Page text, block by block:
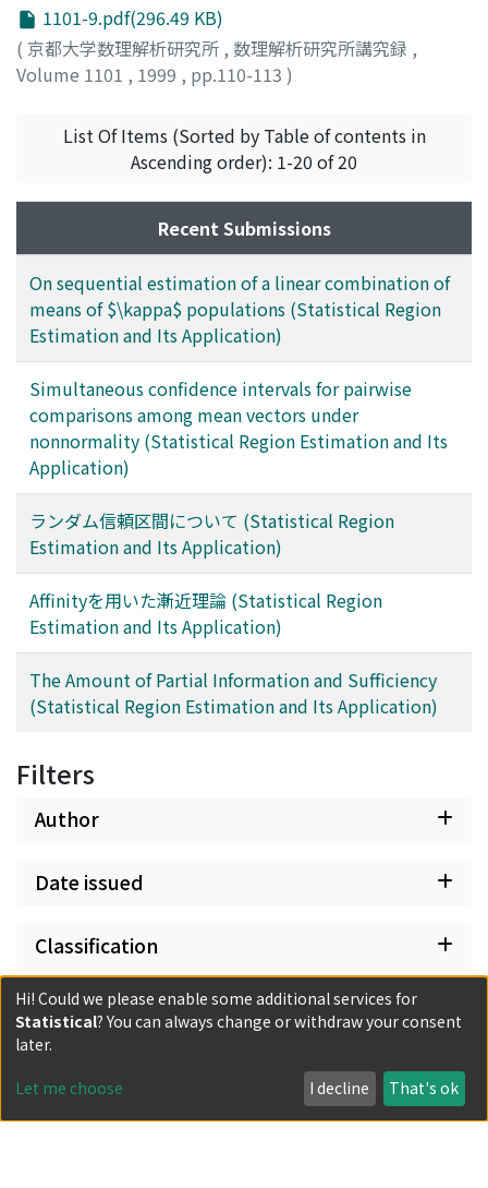
1101-9.pdf(296.49 KB)
( 京都大学数理解析研究所 , 数理解析研究所講究録 ,
Volume 1101 , 1999 , pp.110-113 )
Masafumi ;オオヤウチ, ナオ ;アカヒラ, マサフミ
List Of Items (Sorted by Table of contents in
Ascending order): 1-20 of 20
Recent Submissions
On sequential estimation of a linear combination of
means of $\kappa$ populations (Statistical Region
Estimation and Its Application)
Simultaneous confidence intervals for pairwise
comparisons among mean vectors under
nonnormality (Statistical Region Estimation and Its
Application)
ランダム信頼区間について (Statistical Region
Estimation and Its Application)
Affinityを用いた漸近理論 (Statistical Region
Estimation and Its Application)
The Amount of Partial Information and Sufficiency
(Statistical Region Estimation and Its Application)
Filters
Author
Date issued
Classification
Document Type
Hi! Could we please enable some additional services for
Statistical? You can always change or withdraw your consent
later.
Let me choose I decline That's ok